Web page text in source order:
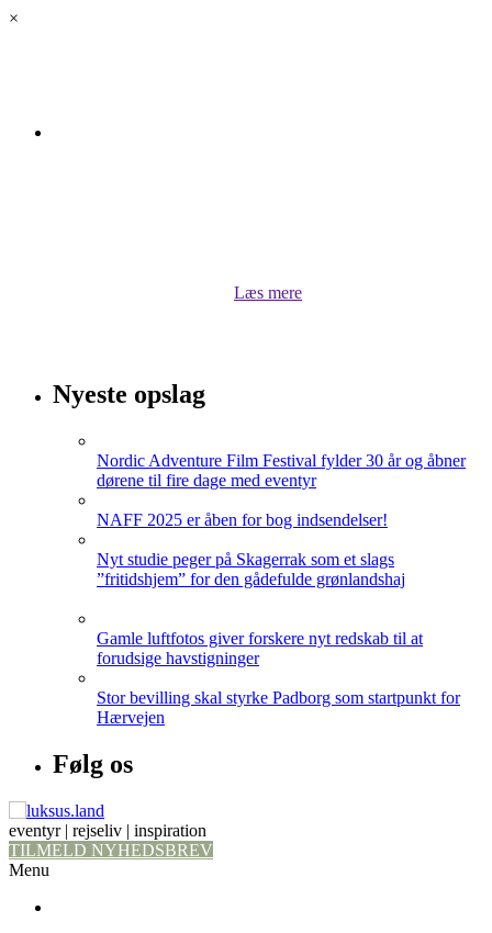
×
Læs mere
Nyeste opslag
Nordic Adventure Film Festival fylder 30 år og åbner
dørene til fire dage med eventyr
NAFF 2025 er åben for bog indsendelser!
Nyt studie peger på Skagerrak som et slags
”fritidshjem” for den gådefulde grønlandshaj
Gamle luftfotos giver forskere nyt redskab til at
forudsige havstigninger
Stor bevilling skal styrke Padborg som startpunkt for
Hærvejen
Følg os
eventyr | rejseliv | inspiration
TILMELD NYHEDSBREV
Menu